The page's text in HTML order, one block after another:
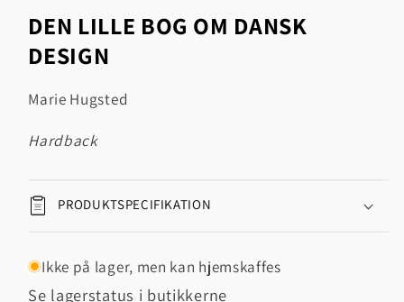
modus
DEN LILLE BOG OM DANSK
DESIGN
Marie Hugsted
hardback
PRODUKTSPECIFIKATION
Ikke på lager, men kan hjemskaffes
Se lagerstatus i butikkerne